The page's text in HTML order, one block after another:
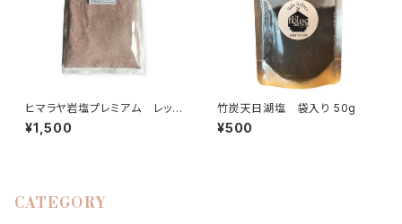
ヒマラヤ岩塩プレミアム レッド
ピンク〈グレイン〉1kg
¥1,500
竹炭天日湖塩 袋入り 50g
¥500
CATEGORY